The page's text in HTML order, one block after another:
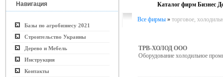
Навигация
Базы по агробизнесу 2021
Строительство Украины
Дерево и Мебель
Инструкция
Контакты
Каталог фирм Бизнес
Все фирмы » торговое,
ТРВ-ХОЛОД ООО
Оборудование холодильное